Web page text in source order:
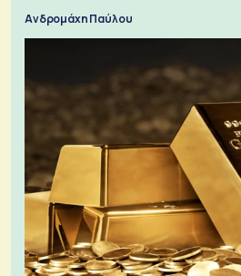
Ανδρομάχη Παύλου